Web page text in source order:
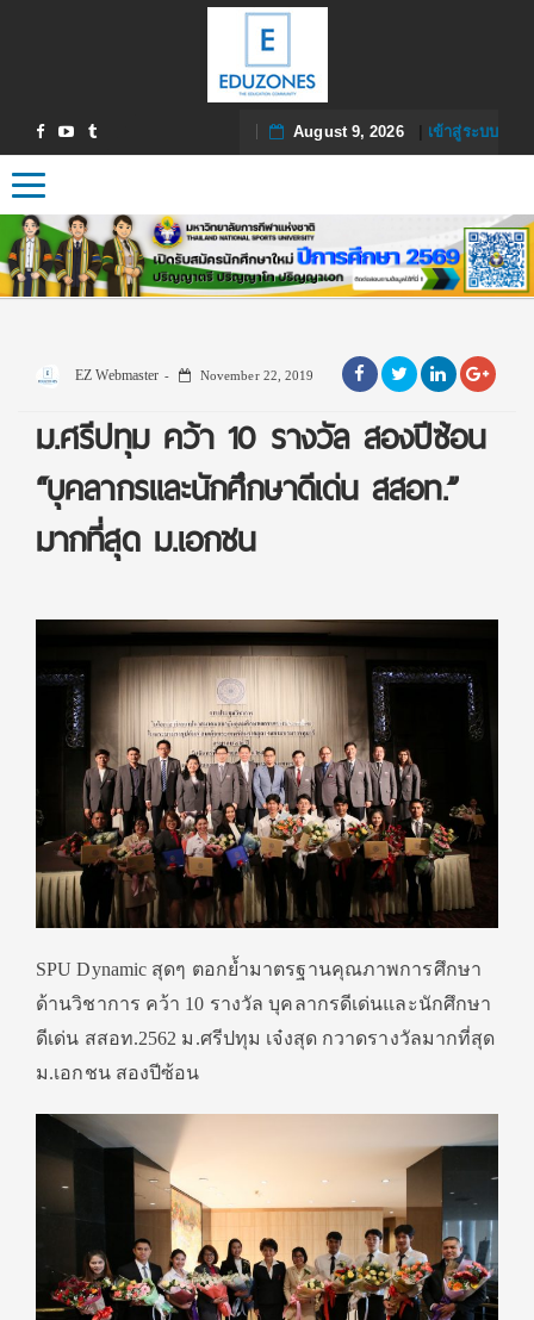
August 9, 2026| เข้าสู่ระบบ
Toggle navigation
EZ Webmaster November 22, 2019
ม.ศรีปทุม คว้า 10 รางวัล สองปีซ้อน
“บุคลากรและนักศึกษาดีเด่น สสอท.”
มากที่สุด ม.เอกชน
SPU Dynamic สุดๆ ตอกย้ำมาตรฐานคุณภาพการศึกษา
ด้านวิชาการ คว้า 10 รางวัล บุคลากรดีเด่นและนักศึกษา
ดีเด่น สสอท.2562 ม.ศรีปทุม เจ๋งสุด กวาดรางวัลมากที่สุด
ม.เอกชน สองปีซ้อน